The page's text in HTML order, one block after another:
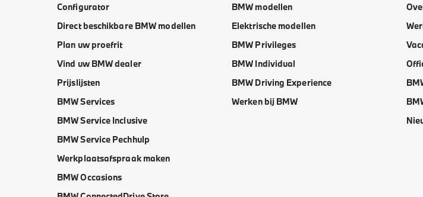
Configurator
Direct beschikbare BMW modellen
Plan uw proefrit
Vind uw BMW dealer
Prijslijsten
BMW Services
BMW Service Inclusive
BMW Service Pechhulp
Werkplaatsafspraak maken
BMW Occasions
BMW modellen
Elektrische modellen
BMW Privileges
BMW Individual
BMW Driving Experience
Werken bij BMW